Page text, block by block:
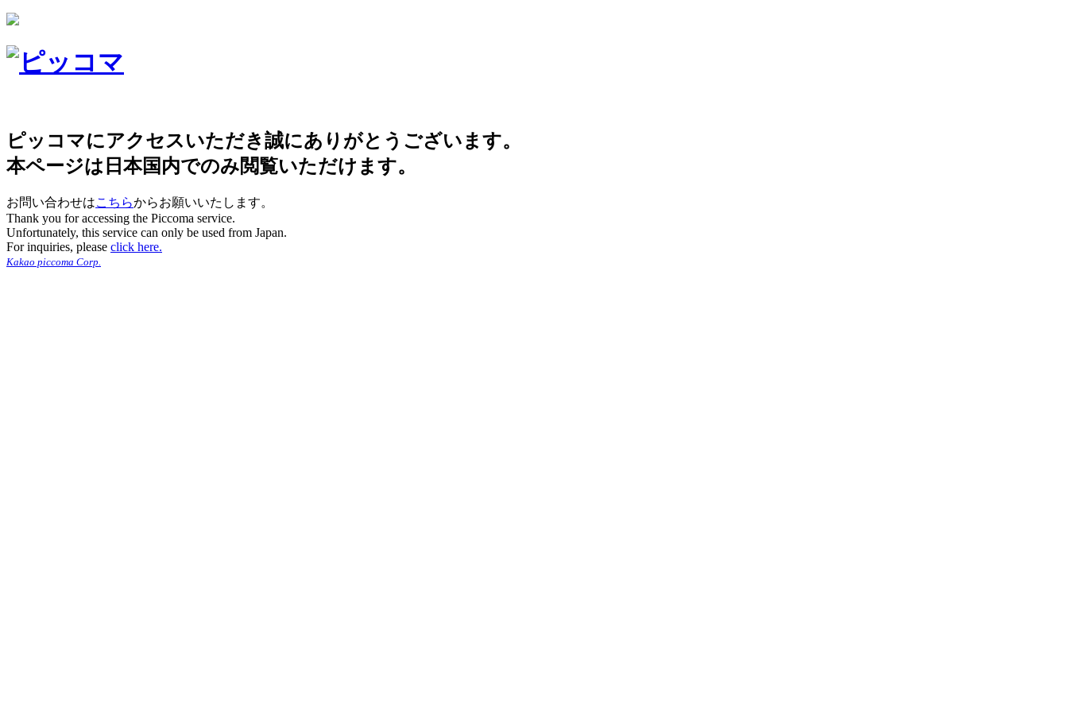
ピッコマにアクセスいただき誠にありがとうございます。
本ページは日本国内でのみ閲覧いただけます。
お問い合わせはこちらからお願いいたします。
Thank you for accessing the Piccoma service.
Unfortunately, this service can only be used from Japan.
For inquiries, please click here.
Kakao piccoma Corp.